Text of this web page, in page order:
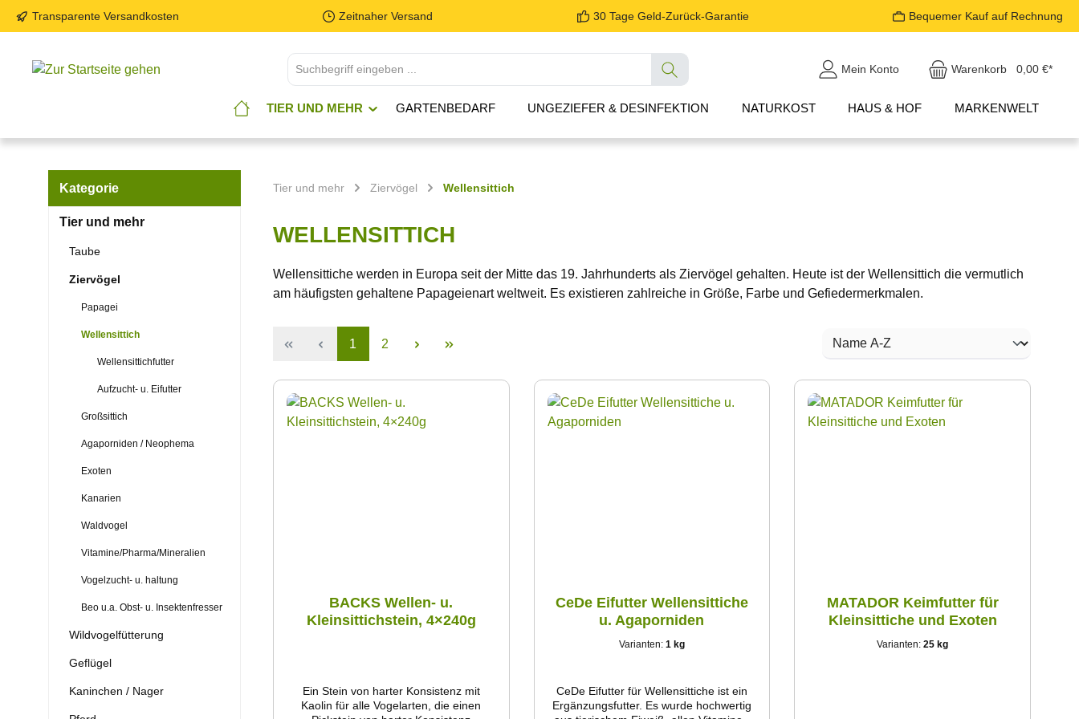
Transparente Versandkosten Zeitnaher Versand 30 Tage Geld-Zurück-Garantie Bequemer Kauf auf Rechnung
Mein Konto Warenkorb 0,00 €*
TIER UND MEHR GARTENBEDARF UNGEZIEFER & DESINFEKTION NATURKOST HAUS & HOF MARKENWELT
Kategorie
Tier und mehr
Taube
Ziervögel
Papagei
Wellensittich
Wellensittichfutter
Aufzucht- u. Eifutter
Großsittich
Agaporniden / Neophema
Exoten
Kanarien
Waldvogel
Vitamine/Pharma/Mineralien
Vogelzucht- u. haltung
Beo u.a. Obst- u. Insektenfresser
Wildvogelfütterung
Geflügel
Kaninchen / Nager
Tier und mehr Ziervögel Wellensittich
WELLENSITTICH
Wellensittiche werden in Europa seit der Mitte das 19. Jahrhunderts als Ziervögel gehalten. Heute ist der Wellensittich die vermutlich
am häufigsten gehaltene Papageienart weltweit. Es existieren zahlreiche in Größe, Farbe und Gefiedermerkmalen.
1 2
BACKS Wellen- u.
Kleinsittichstein, 4×240g
Ein Stein von harter Konsistenz mit
Kaolin für alle Vogelarten, die einen
CeDe Eifutter Wellensittiche
u. Agaporniden
Varianten: 1 kg
CeDe Eifutter für Wellensittiche ist ein
Ergänzungsfutter. Es wurde hochwertig
MATADOR Keimfutter für
Kleinsittiche und Exoten
Varianten:25 kg